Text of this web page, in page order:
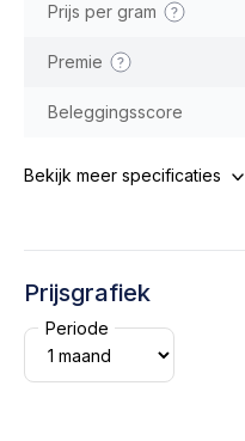
Prijs per gram
Premie
Beleggingsscore
Bekijk meer specificaties
Prijsgrafiek
Periode